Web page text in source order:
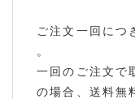
ご注文一回につ
。
一回のご注文で
の場合、送料無